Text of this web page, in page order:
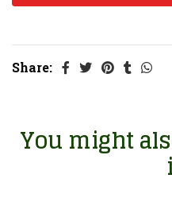
Share:
You might